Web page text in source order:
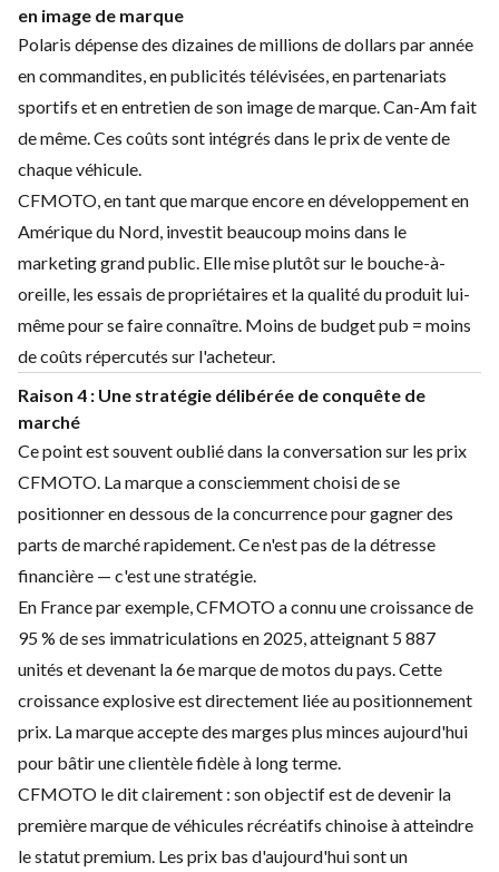
en image de marque
Polaris dépense des dizaines de millions de dollars par année
en commandites, en publicités télévisées, en partenariats
sportifs et en entretien de son image de marque. Can-Am fait
de même. Ces coûts sont intégrés dans le prix de vente de
chaque véhicule.
CFMOTO, en tant que marque encore en développement en
Amérique du Nord, investit beaucoup moins dans le
marketing grand public. Elle mise plutôt sur le bouche-à-
oreille, les essais de propriétaires et la qualité du produit lui-
même pour se faire connaître. Moins de budget pub = moins
de coûts répercutés sur l'acheteur.
Raison 4 : Une stratégie délibérée de conquête de
marché
Ce point est souvent oublié dans la conversation sur les prix
CFMOTO. La marque a consciemment choisi de se
positionner en dessous de la concurrence pour gagner des
parts de marché rapidement. Ce n'est pas de la détresse
financière — c'est une stratégie.
En France par exemple, CFMOTO a connu une croissance de
95 % de ses immatriculations en 2025, atteignant 5 887
unités et devenant la 6e marque de motos du pays. Cette
croissance explosive est directement liée au positionnement
prix. La marque accepte des marges plus minces aujourd'hui
pour bâtir une clientèle fidèle à long terme.
CFMOTO le dit clairement : son objectif est de devenir la
première marque de véhicules récréatifs chinoise à atteindre
le statut premium. Les prix bas d'aujourd'hui sont un